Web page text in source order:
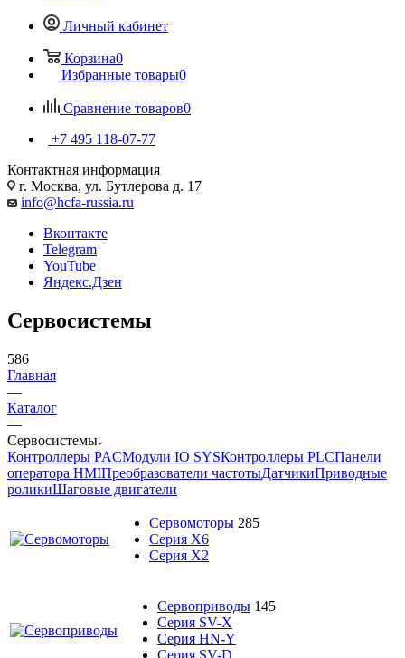
Личный кабинет
Корзина0
Избранные товары0
Сравнение товаров0
+7 495 118-07-77
Контактная информация
г. Москва, ул. Бутлерова д. 17
info@hcfa-russia.ru
Вконтакте
Telegram
YouTube
Яндекс.Дзен
Сервосистемы
586
Главная
—
Каталог
—
Сервосистемы
Контроллеры PACМодули IO SYSКонтроллеры PLCПанели
оператора HMIПреобразователи частотыДатчикиПриводные
роликиШаговые двигатели
Сервомоторы 285
Серия X6
Серия X2
Сервоприводы 145
Серия SV-X
Серия HN-Y
Серия SV-D